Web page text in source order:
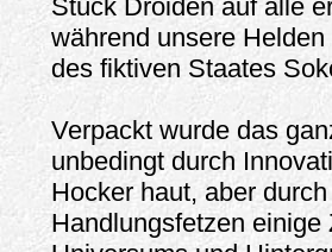
Stück Droiden auf alle
während unsere
des fiktiven Staates
Verpackt wurde das
unbedingt durch
Hocker haut, aber
Handlungsfetzen